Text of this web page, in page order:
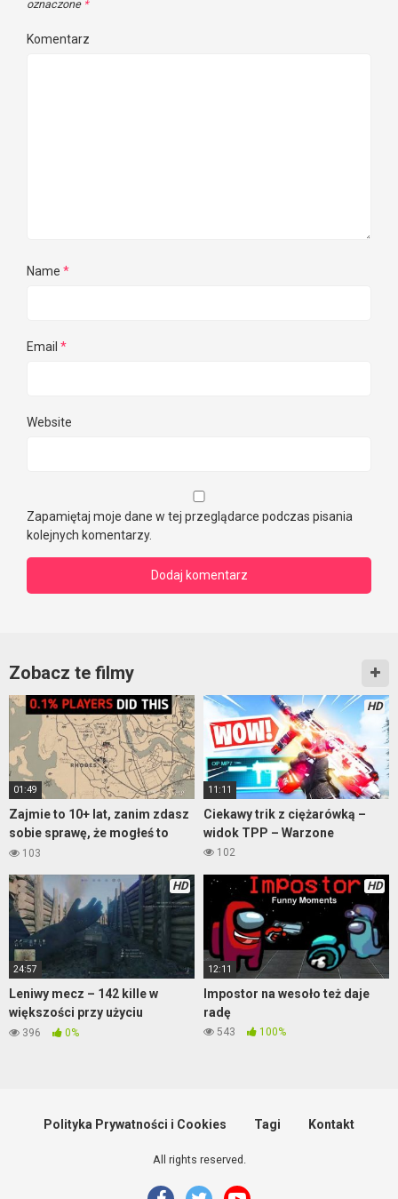
oznaczone *
Komentarz
Name *
Email *
Website
Zapamiętaj moje dane w tej przeglądarce podczas pisania
kolejnych komentarzy.
Zobacz te filmy
01:49
Zajmie to 10+ lat, zanim zdasz
sobie sprawę, że mogłeś to
zrobić – RDR2
103
HD
11:11
Ciekawy trik z ciężarówką –
widok TPP – Warzone
102
HD
24:57
Leniwy mecz – 142 kille w
większości przy użyciu
moździerza – Enlisted
396 0%
HD
12:11
Impostor na wesoło też daje
radę
543 100%
Polityka Prywatności i Cookies Tagi Kontakt
All rights reserved.